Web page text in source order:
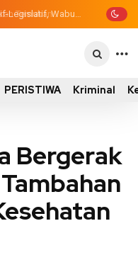
Legislatif,
Tujuh Kontainer
Temukan Kondisi
di Tengah
PERISTIWA Kriminal
Bergerak